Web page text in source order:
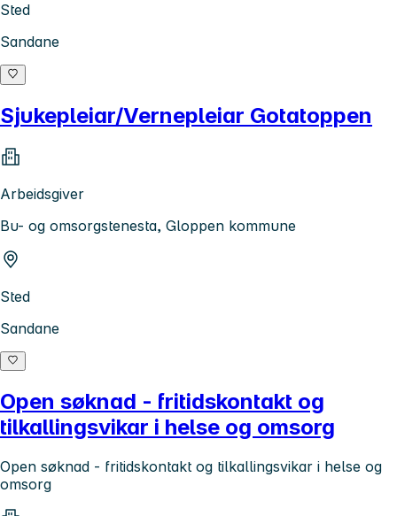
Sted
Sandane
Sjukepleiar/Vernepleiar Gotatoppen
Arbeidsgiver
Bu- og omsorgstenesta, Gloppen kommune
Sted
Sandane
Open søknad - fritidskontakt og
tilkallingsvikar i helse og omsorg
Open søknad - fritidskontakt og tilkallingsvikar i helse og
omsorg